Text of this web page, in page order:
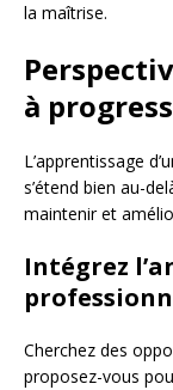
la maîtrise.
à
L’apprentissage
s’étend bien au-
maintenir et
Intégrez
Cherchez des
proposez-vous